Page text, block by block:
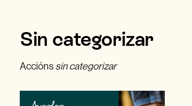
Sin categorizar
Accións sin categorizar